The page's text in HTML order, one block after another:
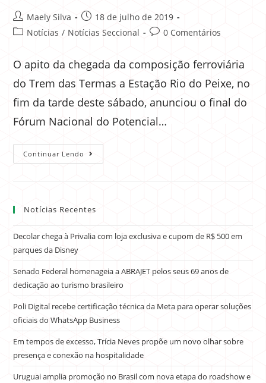
Maely Silva
18 de julho de 2019
Notícias / Notícias Seccional 0 Comentários
O apito da chegada da composição ferroviária
do Trem das Termas a Estação Rio do Peixe, no
fim da tarde deste sábado, anunciou o final do
Fórum Nacional do Potencial…
Continuar Lendo
Notícias Recentes
Decolar chega à Privalia com loja exclusiva e cupom de R$ 500 em
parques da Disney
Senado Federal homenageia a ABRAJET pelos seus 69 anos de
dedicação ao turismo brasileiro
Poli Digital recebe certificação técnica da Meta para operar soluções
oficiais do WhatsApp Business
Em tempos de excesso, Trícia Neves propõe um novo olhar sobre
presença e conexão na hospitalidade
Uruguai amplia promoção no Brasil com nova etapa do roadshow e